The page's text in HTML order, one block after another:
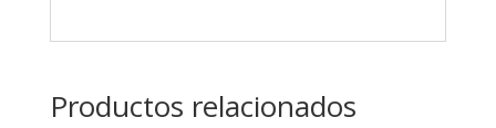
Productos relacionados